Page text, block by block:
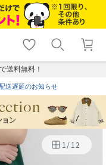
shopping_cart lock_outline
ログイン
送料無料！
送遅延のお知らせ
1/12